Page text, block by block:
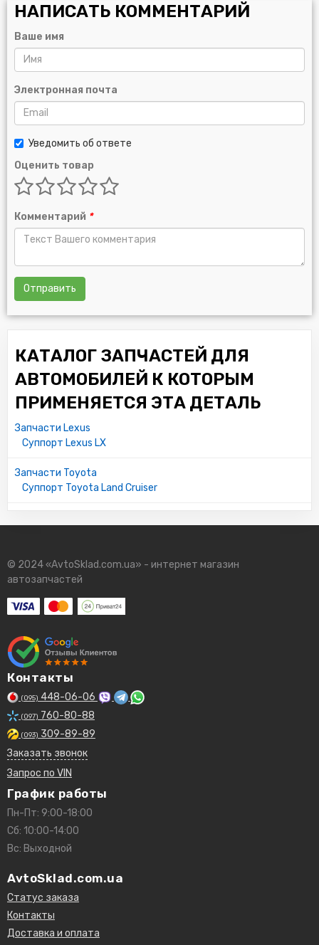
НАПИСАТЬ КОММЕНТАРИЙ
Ваше имя
Электронная почта
Уведомить об ответе
Оценить товар
Комментарий *
Отправить
КАТАЛОГ ЗАПЧАСТЕЙ ДЛЯ
АВТОМОБИЛЕЙ К КОТОРЫМ
ПРИМЕНЯЕТСЯ ЭТА ДЕТАЛЬ
Запчасти Lexus
Суппорт Lexus LX
Запчасти Toyota
Суппорт Toyota Land Cruiser
© 2024 «AvtoSklad.com.ua» - интернет магазин
автозапчастей
Контакты
(095) 448-06-06
(097) 760-80-88
(093) 309-89-89
Заказать звонок
Запрос по VIN
График работы
Пн-Пт: 9:00-18:00
Сб: 10:00-14:00
Вс: Выходной
AvtoSklad.com.ua
Статус заказа
Контакты
Доставка и оплата